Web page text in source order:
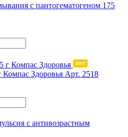
с пантогематогеном 175
Компас Здоровья Арт. 2518